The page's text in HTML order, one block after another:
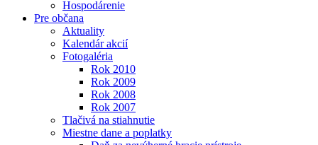
Hospodárenie
Pre občana
Aktuality
Kalendár akcií
Fotogaléria
Rok 2010
Rok 2009
Rok 2008
Rok 2007
Tlačivá na stiahnutie
Miestne dane a poplatky